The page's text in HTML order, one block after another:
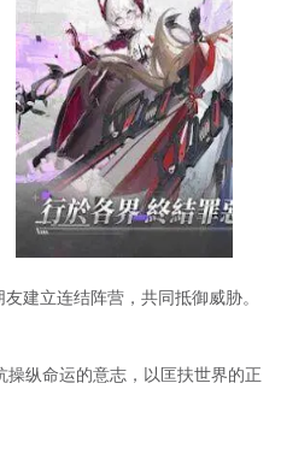
建立连结阵营，共同抵御威胁。
纵命运的意志，以匡扶世界的正